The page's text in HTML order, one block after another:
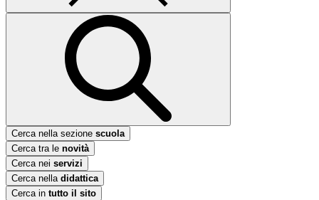
Cerca nella sezione scuola
Cerca tra le novità
Cerca nei servizi
Cerca nella didattica
Cerca in tutto il sito